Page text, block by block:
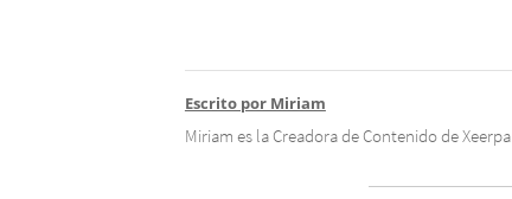
Escrito por Miriam
Miriam es la Creadora de Contenido de Xeerpa